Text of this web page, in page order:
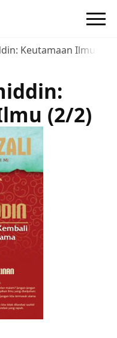
Keutamaan Ilmu (2/
(2/2)